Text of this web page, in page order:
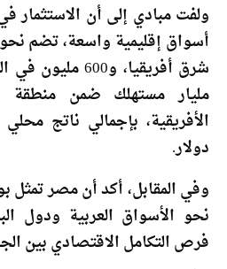
ولفت مبادي إلى أن الاستثمار
مليار مستهلك ضمن منطقة
دولار.
وفي المقابل، أكد أن مصر تمثل
نحو الأسواق العربية ودول
فرص التكامل الاقتصادي بين